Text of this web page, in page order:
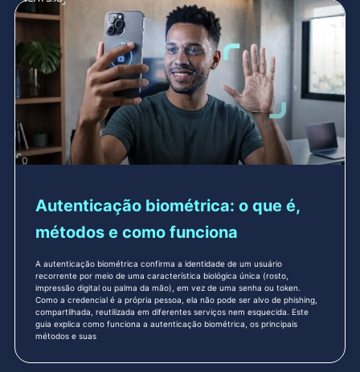
Autenticação biométrica: o que é,
métodos e como funciona
A autenticação biométrica confirma a identidade de um usuário
recorrente por meio de uma característica biológica única (rosto,
impressão digital ou palma da mão), em vez de uma senha ou token.
Como a credencial é a própria pessoa, ela não pode ser alvo de phishing,
compartilhada, reutilizada em diferentes serviços nem esquecida. Este
guia explica como funciona a autenticação biométrica, os principais
métodos e suas